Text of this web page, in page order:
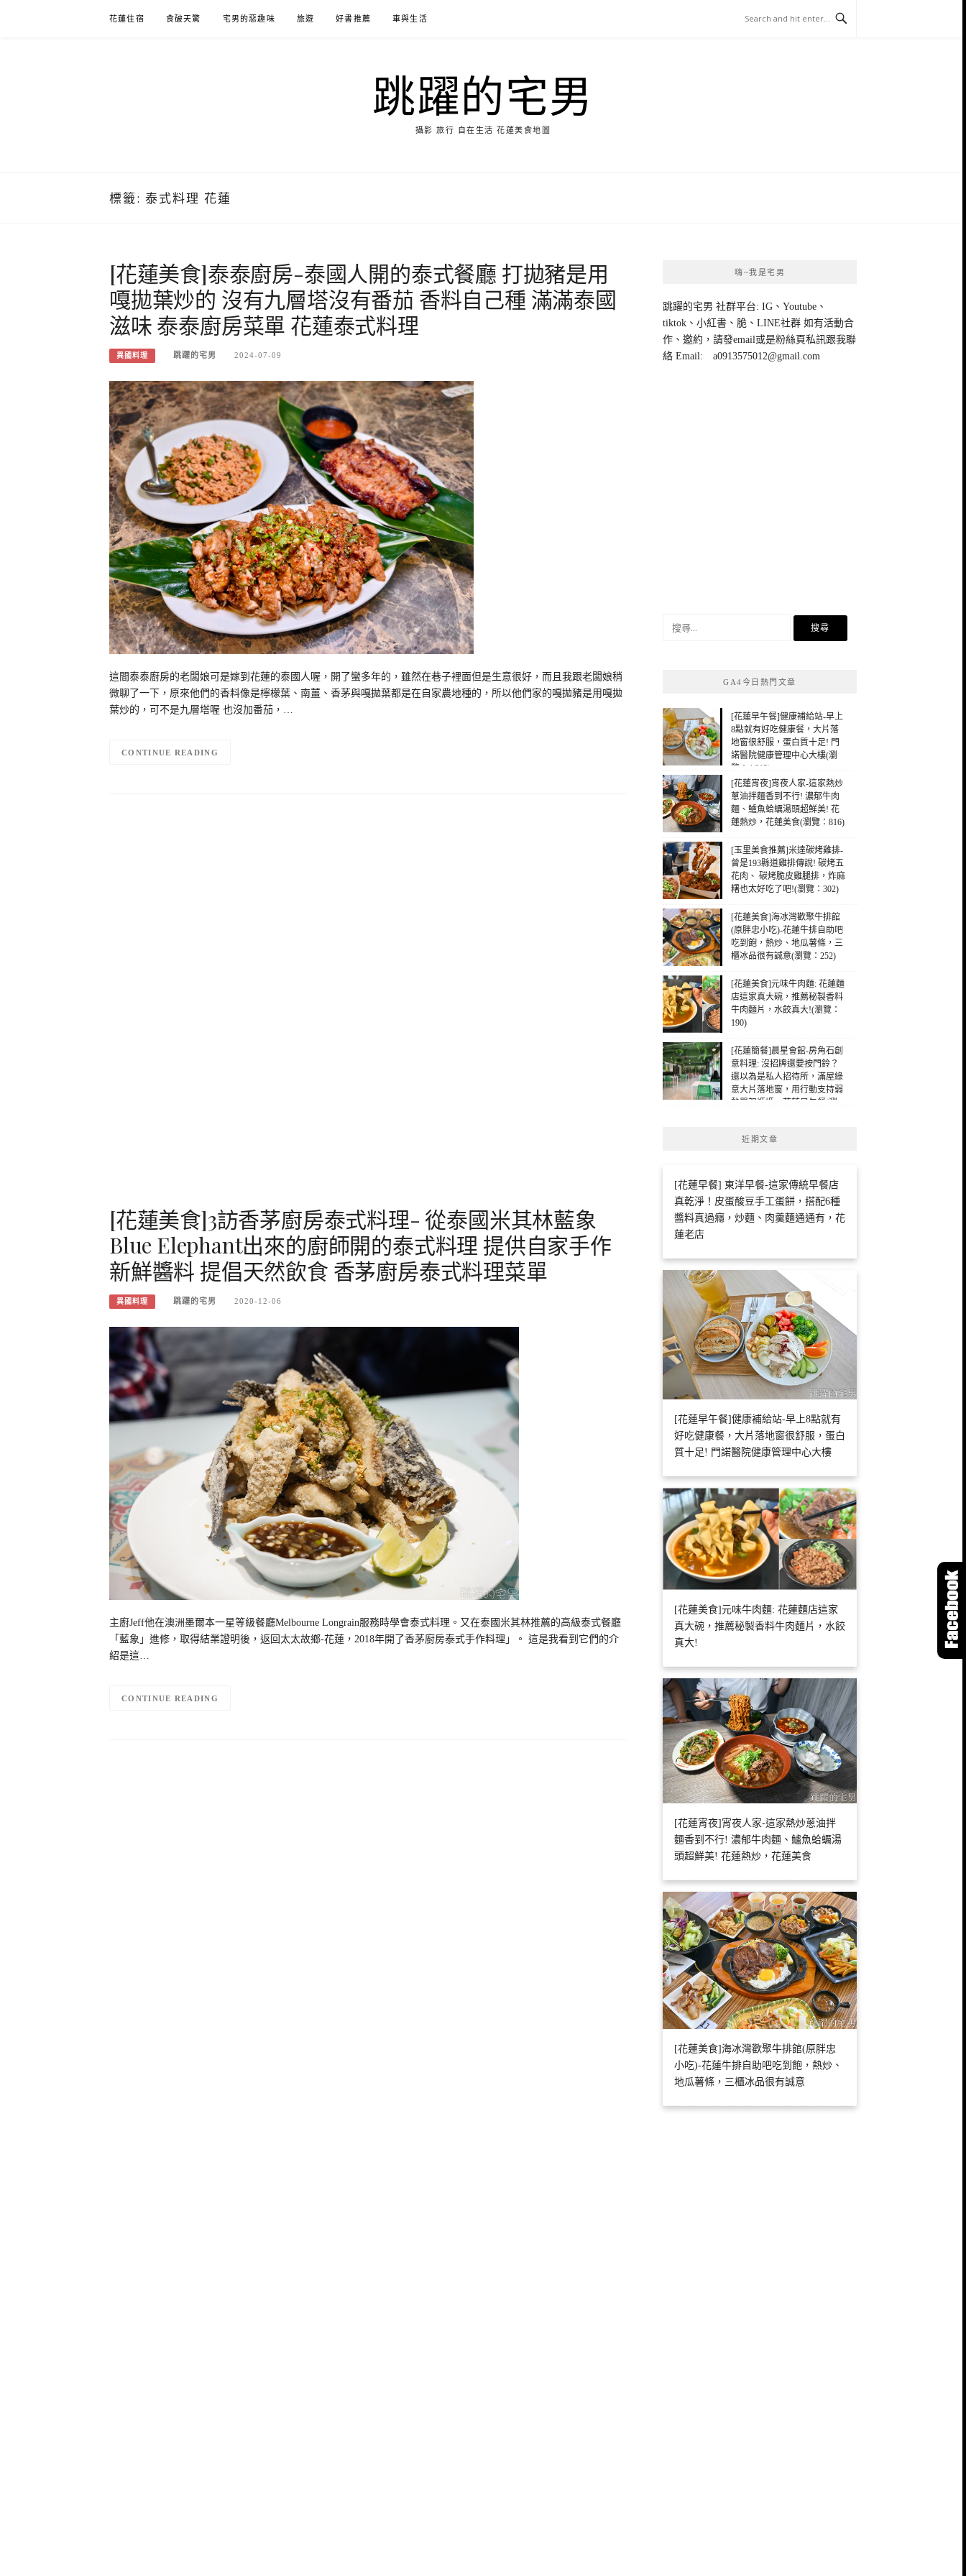
花蓮住宿 食破天驚 宅男的惡趣味 旅遊 好書推薦 車與生活
跳躍的宅男
攝影 旅行 自在生活 花蓮美食地圖
標籤: 泰式料理 花蓮
[花蓮美食]泰泰廚房-泰國人開的泰式餐廳 打拋豬是用
嘎拋葉炒的 沒有九層塔沒有番茄 香料自己種 滿滿泰國
滋味 泰泰廚房菜單 花蓮泰式料理
異國料理 跳躍的宅男 2024-07-09
這間泰泰廚房的老闆娘可是嫁到花蓮的泰國人喔，開了蠻多年的，雖然在巷子裡面但是生意很好，而且我跟老闆娘稍
微聊了一下，原來他們的香料像是檸檬葉、南薑、香茅與嘎拋葉都是在自家農地種的，所以他們家的嘎拋豬是用嘎拋
葉炒的，可不是九層塔喔 也沒加番茄，…
CONTINUE READING
[花蓮美食]3訪香茅廚房泰式料理- 從泰國米其林藍象
Blue Elephant出來的廚師開的泰式料理 提供自家手作
新鮮醬料 提倡天然飲食 香茅廚房泰式料理菜單
異國料理 跳躍的宅男 2020-12-06
主廚Jeff他在澳洲墨爾本一星等級餐廳Melbourne Longrain服務時學會泰式料理。又在泰國米其林推薦的高級泰式餐廳
「藍象」進修，取得結業證明後，返回太太故鄉-花蓮，2018年開了香茅廚房泰式手作料理」。 這是我看到它們的介
紹是這…
CONTINUE READING
嗨~我是宅男
跳躍的宅男 社群平台: IG、Youtube、
tiktok、小紅書、脆、LINE社群 如有活動合
作、邀約，請發email或是粉絲頁私訊跟我聯
絡 Email: a0913575012@gmail.com
GA4今日熱門文章
[花蓮早午餐]健康補給站-早上
8點就有好吃健康餐，大片落
地窗很舒服，蛋白質十足! 門
諾醫院健康管理中心大樓(瀏
覽：4,813)
[花蓮宵夜]宵夜人家-這家熱炒
蔥油拌麵香到不行! 濃郁牛肉
麵、鱸魚蛤蠣湯頭超鮮美! 花
蓮熱炒，花蓮美食(瀏覽：816)
[玉里美食推薦]米達碳烤雞排-
曾是193縣道雞排傳說! 碳烤五
花肉、 碳烤脆皮雞腿排，炸麻
糬也太好吃了吧!(瀏覽：302)
[花蓮美食]海冰灣歡聚牛排館
(原胖忠小吃)-花蓮牛排自助吧
吃到飽，熱炒、地瓜薯條，三
櫃冰品很有誠意(瀏覽：252)
[花蓮美食]元味牛肉麵: 花蓮麵
店這家真大碗，推薦秘製香料
牛肉麵片，水餃真大!(瀏覽：
190)
[花蓮簡餐]晨星會館-房角石創
意料理: 沒招牌還要按門鈴？
還以為是私人招待所，滿屋綠
意大片落地窗，用行動支持弱
勢單親媽媽，花蓮早午餐(瀏
近期文章
[花蓮早餐] 東洋早餐-這家傳統早餐店
真乾淨！皮蛋酸豆手工蛋餅，搭配6種
醬料真過癮，炒麵、肉羹麵通通有，花
蓮老店
[花蓮早午餐]健康補給站-早上8點就有
好吃健康餐，大片落地窗很舒服，蛋白
質十足! 門諾醫院健康管理中心大樓
[花蓮美食]元味牛肉麵: 花蓮麵店這家
真大碗，推薦秘製香料牛肉麵片，水餃
真大!
[花蓮宵夜]宵夜人家-這家熱炒蔥油拌
麵香到不行! 濃郁牛肉麵、鱸魚蛤蠣湯
頭超鮮美! 花蓮熱炒，花蓮美食
[花蓮美食]海冰灣歡聚牛排館(原胖忠
小吃)-花蓮牛排自助吧吃到飽，熱炒、
地瓜薯條，三櫃冰品很有誠意